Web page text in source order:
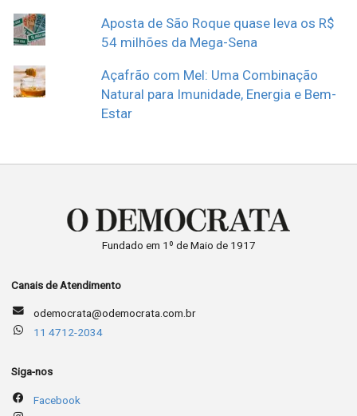
Aposta de São Roque quase leva os R$
54 milhões da Mega-Sena
Açafrão com Mel: Uma Combinação
Natural para Imunidade, Energia e Bem-
Estar
Fundado em 1º de Maio de 1917
Canais de Atendimento
odemocrata@odemocrata.com.br
11 4712-2034
Siga-nos
Facebook